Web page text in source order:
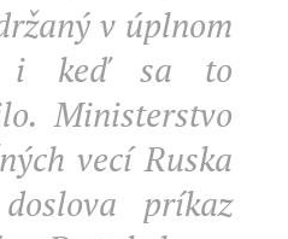
v úplnom
i keď sa to
Ministerstvo
vecí Ruska
príkaz